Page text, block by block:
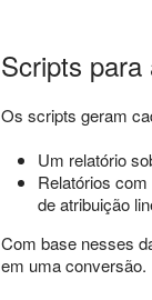
Scripts
Os scripts geram
Um relatório
Relatórios
de atribuição
Com base nesses
em uma conversão.